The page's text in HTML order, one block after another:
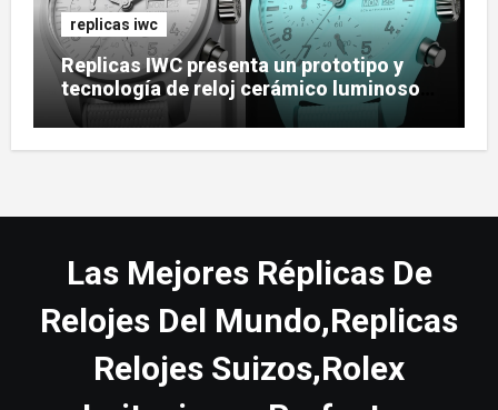
replicas iwc
Replicas IWC presenta un prototipo y
tecnología de reloj cerámico luminoso
Ceralume
Las Mejores Réplicas De
Relojes Del Mundo,Replicas
Relojes Suizos,Rolex